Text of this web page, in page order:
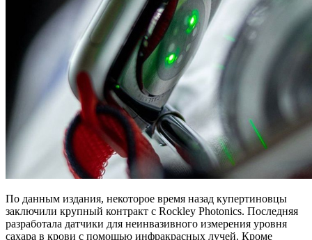
По данным издания, некоторое время назад купертиновцы
заключили крупный контракт с Rockley Photonics. Последняя
разработала датчики для неинвазивного измерения уровня
сахара в крови с помощью инфракрасных лучей. Кроме